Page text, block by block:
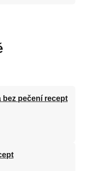
bez pečení recept